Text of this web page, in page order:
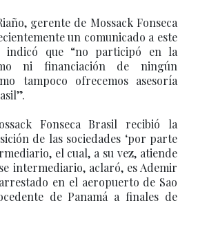
gerente de Mossack Fonseca
un comunicado a este
que “no participó en la
ni financiación de ningún
tampoco ofrecemos asesoría
Fonseca Brasil recibió la
de las sociedades ‘por parte
el cual, a su vez, atiende
intermediario, aclaró, es Ademir
en el aeropuerto de Sao
de Panamá a finales de